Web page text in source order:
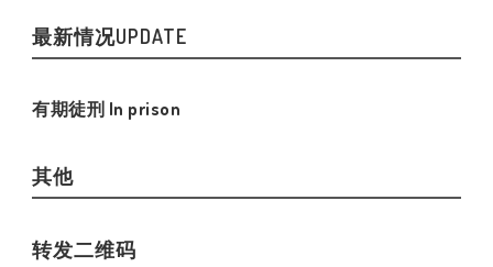
最新情况UPDATE
有期徒刑 In prison
其他
转发二维码